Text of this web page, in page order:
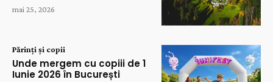
mai 25, 2026
Părinți și copii
Unde mergem cu copiii de 1
Iunie 2026 în București